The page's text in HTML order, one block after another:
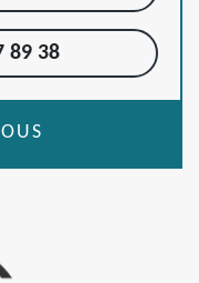
89 38